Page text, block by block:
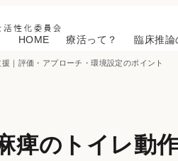
HOME 療活って？ 臨床推論
｜評価・アプローチ・環境設定のポイント
痺のトイレ動